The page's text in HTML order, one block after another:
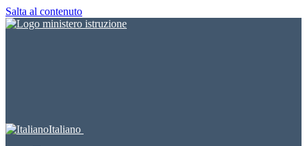
Salta al contenuto
Italiano